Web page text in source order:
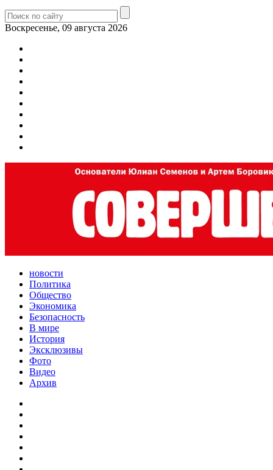
Воскресенье, 09 августа 2026
новости
Политика
Общество
Экономика
Безопасность
В мире
История
Эксклюзивы
Фото
Видео
Архив